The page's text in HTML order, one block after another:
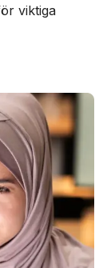
viktiga